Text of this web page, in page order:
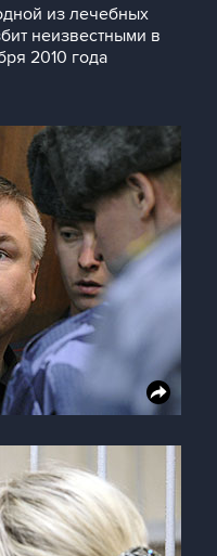
из лечебных
неизвестными в
2010 года